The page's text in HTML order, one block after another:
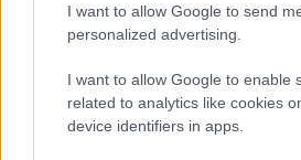
I want to allow Google to send
personalized advertising.
I want to allow Google to enable
related to analytics like cookies
device identifiers in apps.